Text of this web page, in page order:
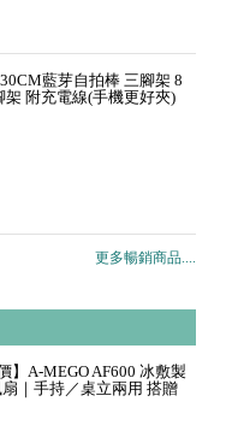
藍芽自拍棒 三腳架 8
架 附充電線(手機更好夾)
更多暢銷商品....
】A-MEGO AF600 冰敷製
｜手持／桌立兩用 搭贈